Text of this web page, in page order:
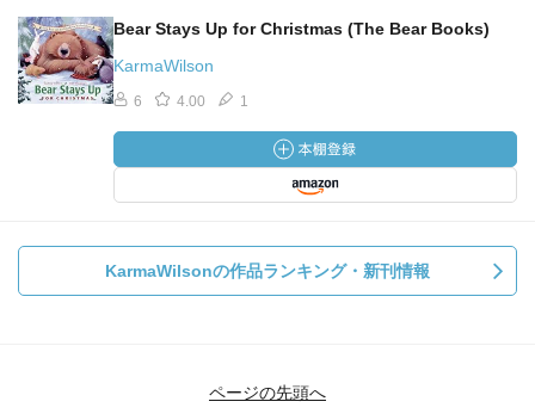
Bear Stays Up for Christmas (The Bear Books)
KarmaWilson
6 4.00 1
KarmaWilsonの作品ランキング・新刊情報
ページの先頭へ